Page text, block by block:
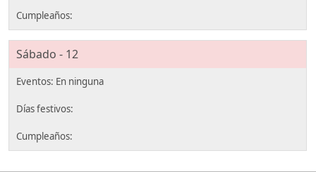
Sábado - 12